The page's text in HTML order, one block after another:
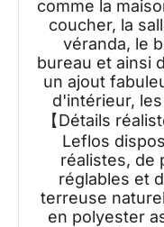
comme la
coucher, la
véranda, le
bureau et ainsi
un ajout
d'intérieur,
【Détails
Leflos
réalistes, de
réglables et
terreuse
en polyester